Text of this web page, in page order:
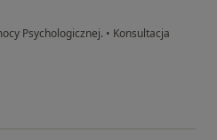
Psychologicznej. • Konsultacja